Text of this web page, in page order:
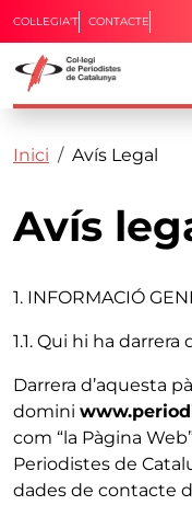
Vés al contingut
Capçalera
COL·LEGIA'T CONTACTE
Fil d'ariadna
Inici Avís Legal
Avís
1. INFORMACIÓ
1.1. Qui hi ha
Darrera d’aquesta
domini
com “la Pàgina
Periodistes de
dades de contacte